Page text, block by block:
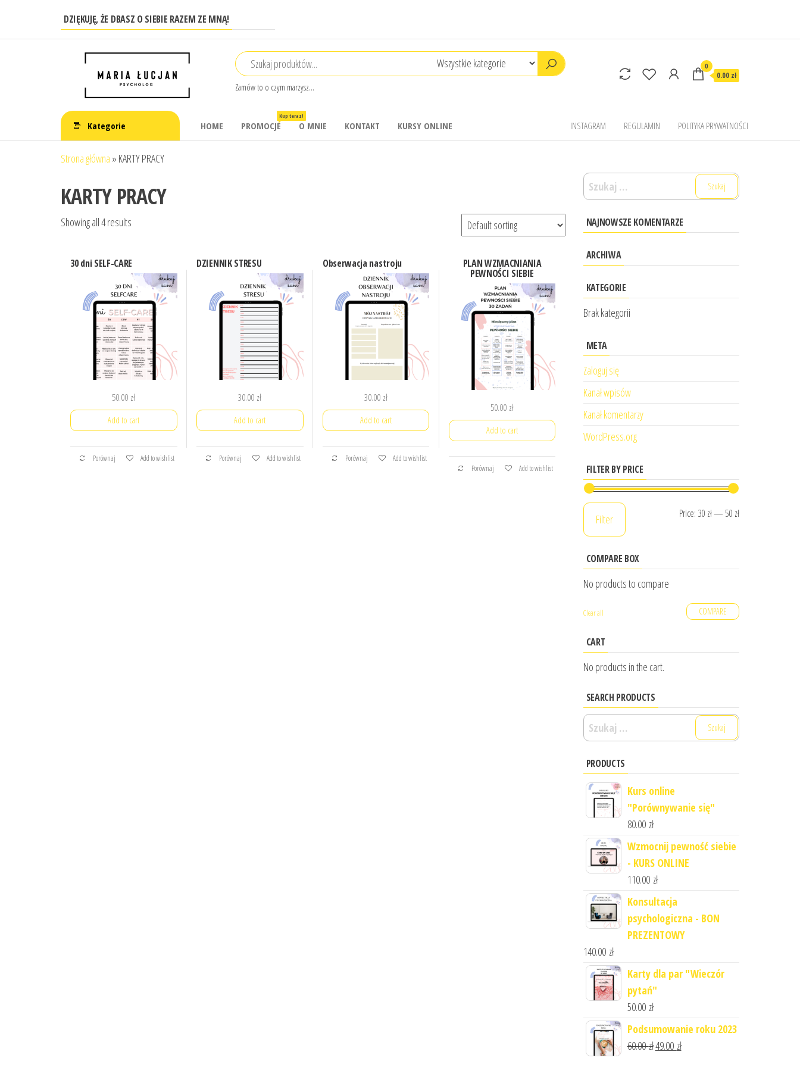
treści
DZIĘKUJĘ, ŻE DBASZ O SIEBIE RAZEM ZE MNĄ!
Zamów to o czym marzysz…
0
0.00 zł
Kategorie HOME PROMOCJE
Kup teraz!
O MNIE KONTAKT KURSY ONLINE INSTAGRAM REGULAMIN POLITYKA PRYWATNOŚCI
Strona główna » KARTY PRACY
KARTY PRACY
Showing all 4 results
30 dni SELF-CARE
50.00 zł
Add to cart
Porównaj Add to wishlist
DZIENNIK STRESU
30.00 zł
Add to cart
Porównaj Add to wishlist
Obserwacja nastroju
30.00 zł
Add to cart
Porównaj Add to wishlist
PLAN WZMACNIANIA
PEWNOŚCI SIEBIE
50.00 zł
Add to cart
Porównaj Add to wishlist
Szukaj:
NAJNOWSZE KOMENTARZE
ARCHIWA
KATEGORIE
Brak kategorii
META
Zaloguj się
Kanał wpisów
Kanał komentarzy
WordPress.org
FILTER BY PRICE
Min
Max
Filter Price: 30 zł— 50 zł
COMPARE BOX
No products to compare
Clear all COMPARE
CART
No products in the cart.
SEARCH PRODUCTS
Szukaj:
PRODUCTS
Kurs online
"Porównywanie się"
80.00 zł
Wzmocnij pewność siebie
- KURS ONLINE
110.00 zł
Konsultacja
psychologiczna - BON
PREZENTOWY
140.00 zł
Karty dla par "Wieczór
pytań"
50.00 zł
Podsumowanie roku 2023
60.00zł49.00 zł